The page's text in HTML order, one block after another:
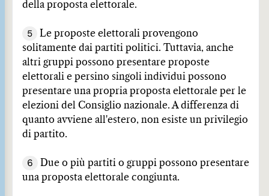
della proposta elettorale.
5
Le proposte elettorali provengono
solitamente dai partiti politici. Tuttavia, anche
altri gruppi possono presentare proposte
elettorali e persino singoli individui possono
presentare una propria proposta elettorale per le
elezioni del Consiglio nazionale. A differenza di
quanto avviene all'estero, non esiste un privilegio
di partito.
6
Due o più partiti o gruppi possono presentare
una proposta elettorale congiunta.